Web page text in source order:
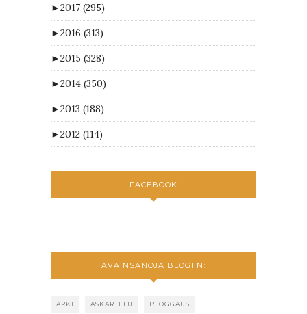
►2017 (295)
►2016 (313)
►2015 (328)
►2014 (350)
►2013 (188)
►2012 (114)
FACEBOOK
AVAINSANOJA BLOGIIN:
ARKI ASKARTELU BLOGGAUS